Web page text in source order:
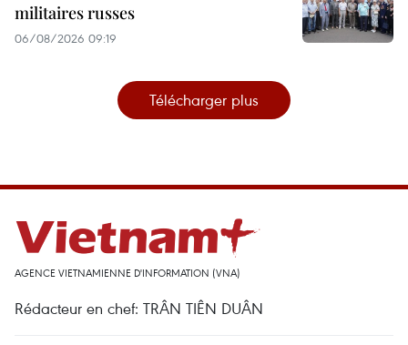
militaires russes
06/08/2026 09:19
Télécharger plus
AGENCE VIETNAMIENNE D'INFORMATION (VNA)
Rédacteur en chef: TRÂN TIÊN DUÂN